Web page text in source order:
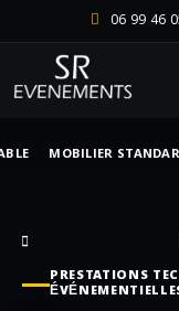
06 99 46
MOBILIER
PRESTATIONS